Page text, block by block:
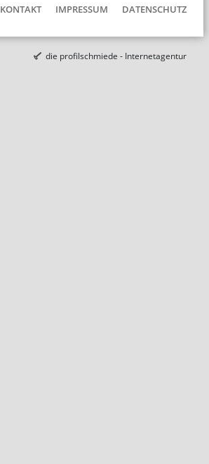
KONTAKT IMPRESSUM DATENSCHUTZ
die profilschmiede - Internetagentur